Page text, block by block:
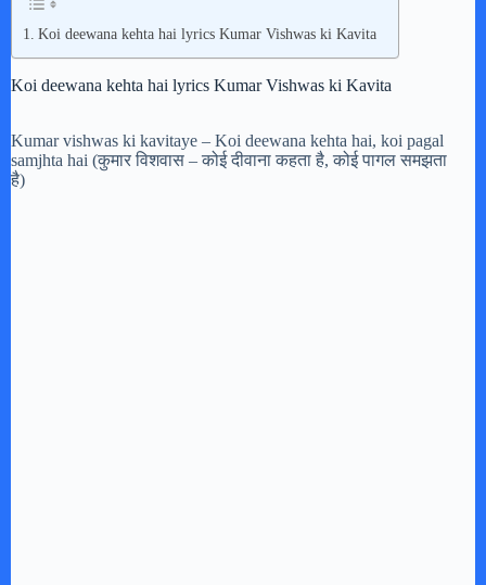
Koi deewana kehta hai lyrics Kumar Vishwas ki Kavita
Koi deewana kehta hai lyrics Kumar Vishwas ki Kavita
Kumar vishwas ki kavitaye – Koi deewana kehta hai, koi pagal
samjhta hai (कुमार विशवास – कोई दीवाना कहता है, कोई पागल समझता
है)